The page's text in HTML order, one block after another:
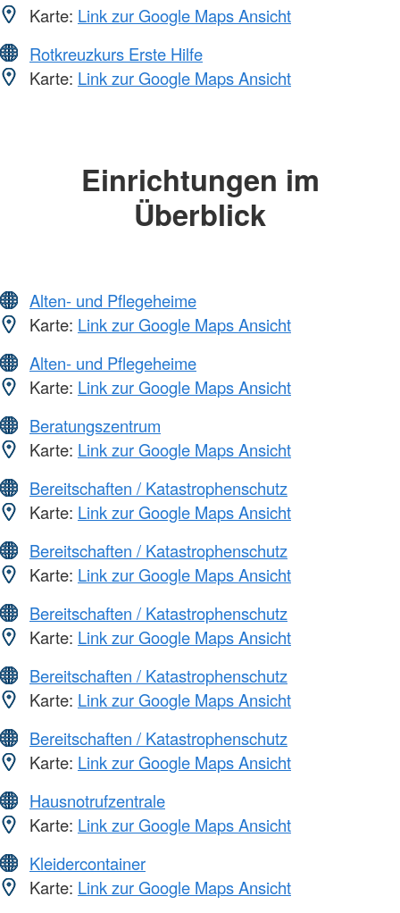
Karte: Link zur Google Maps Ansicht
Rotkreuzkurs Erste Hilfe
Karte: Link zur Google Maps Ansicht
Einrichtungen im
Überblick
Alten- und Pflegeheime
Karte: Link zur Google Maps Ansicht
Alten- und Pflegeheime
Karte: Link zur Google Maps Ansicht
Beratungszentrum
Karte: Link zur Google Maps Ansicht
Bereitschaften / Katastrophenschutz
Karte: Link zur Google Maps Ansicht
Bereitschaften / Katastrophenschutz
Karte: Link zur Google Maps Ansicht
Bereitschaften / Katastrophenschutz
Karte: Link zur Google Maps Ansicht
Bereitschaften / Katastrophenschutz
Karte: Link zur Google Maps Ansicht
Bereitschaften / Katastrophenschutz
Karte: Link zur Google Maps Ansicht
Hausnotrufzentrale
Karte: Link zur Google Maps Ansicht
Kleidercontainer
Karte: Link zur Google Maps Ansicht